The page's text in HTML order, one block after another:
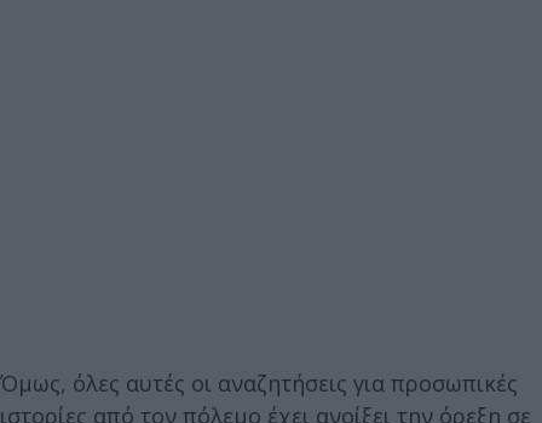
Όμως, όλες αυτές οι αναζητήσεις για προσωπικές
ιστορίες από τον πόλεμο έχει ανοίξει την όρεξη σε